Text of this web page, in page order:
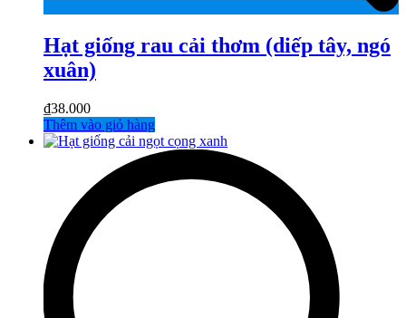
Hạt giống rau cải thơm (diếp tây, ngó
xuân)
₫38.000
Thêm vào giỏ hàng